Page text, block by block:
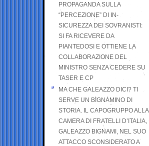
PROPAGANDA SULLA
“PERCEZIONE” DI IN-
SICUREZZA DEI SOVRANISTI:
SI FA RICEVERE DA
PIANTEDOSI E OTTIENE LA
COLLABORAZIONE DEL
MINISTRO SENZA CEDERE SU
TASER E CP
MA CHE GALEAZZO DICI? TI
SERVE UN BIGNAMINO DI
STORIA. IL CAPOGRUPPO ALLA
CAMERA DI FRATELLI D’ITALIA,
GALEAZZO BIGNAMI, NEL SUO
ATTACCO SCONSIDERATO A